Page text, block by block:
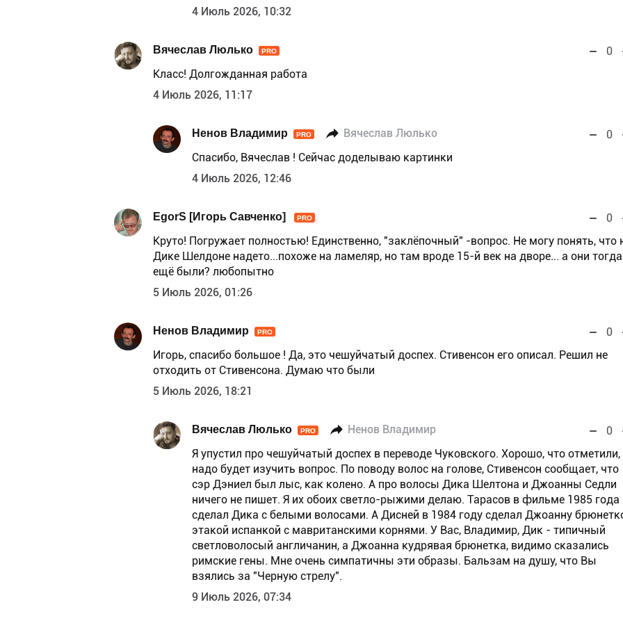
4 Июль 2026, 10:32
Вячеслав Люлько PRO
0
Класс! Долгожданная работа
4 Июль 2026, 11:17
Ненов Владимир PRO Вячеслав Люлько
0
Спасибо, Вячеслав ! Сейчас доделываю картинки
4 Июль 2026, 12:46
EgorS [Игорь Савченко] PRO
0
Круто! Погружает полностью! Единственно, "заклёпочный" -вопрос. Не могу понять, что
Дике Шелдоне надето...похоже на ламеляр, но там вроде 15-й век на дворе... а они тогда
ещё были? любопытно
5 Июль 2026, 01:26
Ненов Владимир PRO
0
Игорь, спасибо большое ! Да, это чешуйчатый доспех. Стивенсон его описал. Решил не
отходить от Стивенсона. Думаю что были
5 Июль 2026, 18:21
Вячеслав Люлько PRO Ненов Владимир
0
Я упустил про чешуйчатый доспех в переводе Чуковского. Хорошо, что отметили,
надо будет изучить вопрос. По поводу волос на голове, Стивенсон сообщает, что
сэр Дэниел был лыс, как колено. А про волосы Дика Шелтона и Джоанны Седли
ничего не пишет. Я их обоих светло-рыжими делаю. Тарасов в фильме 1985 года
сделал Дика с белыми волосами. А Дисней в 1984 году сделал Джоанну
этакой испанкой с мавританскими корнями. У Вас, Владимир, Дик - типичный
светловолосый англичанин, а Джоанна кудрявая брюнетка, видимо сказались
римские гены. Мне очень симпатичны эти образы. Бальзам на душу, что Вы
взялись за "Черную стрелу".
9 Июль 2026, 07:34